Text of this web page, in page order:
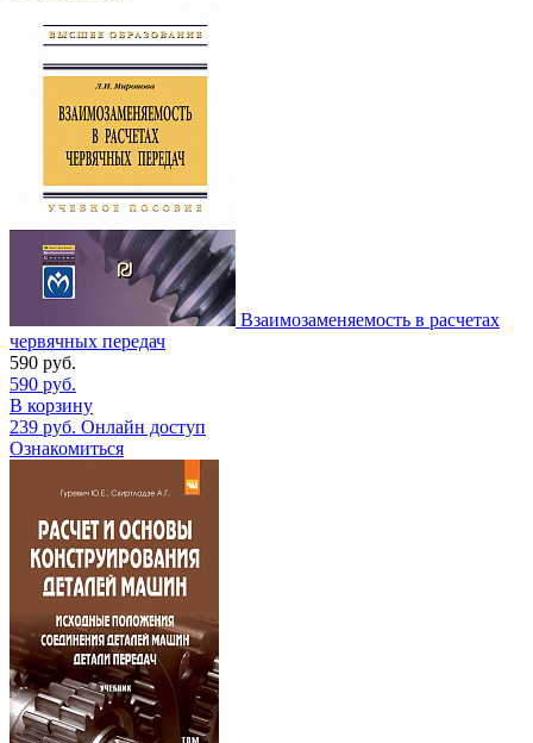
Взаимозаменяемость в расчетах
червячных передач
590 руб.
590 руб.
В корзину
239 руб. Онлайн доступ
Ознакомиться